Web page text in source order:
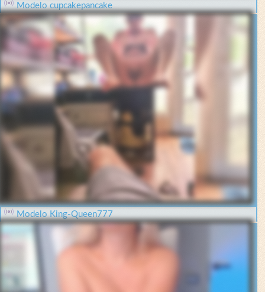
Modelo cupcakepancake
Modelo King-Queen777